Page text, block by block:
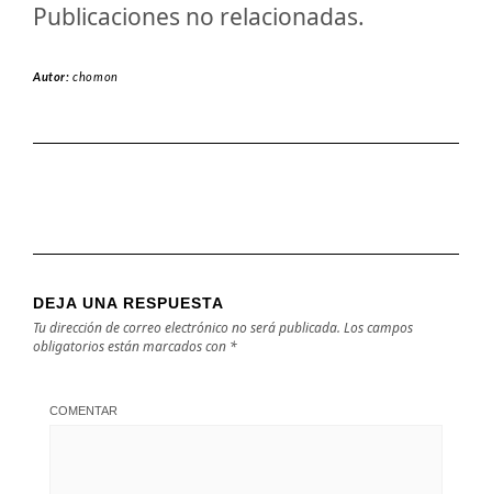
Publicaciones no relacionadas.
Autor:chomon
DEJA UNA RESPUESTA
Tu dirección de correo electrónico no será publicada. Los campos
obligatorios están marcados con *
COMENTAR